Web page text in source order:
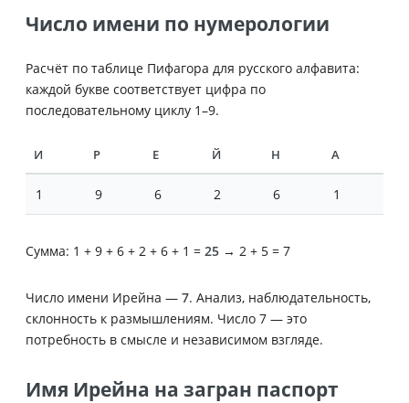
Число имени по нумерологии
Расчёт по таблице Пифагора для русского алфавита:
каждой букве соответствует цифра по
последовательному циклу 1–9.
И Р Е Й Н А
1 9 6 2 6 1
Сумма: 1 + 9 + 6 + 2 + 6 + 1 = 25 → 2 + 5 = 7
Число имени Ирейна — 7. Анализ, наблюдательность,
склонность к размышлениям. Число 7 — это
потребность в смысле и независимом взгляде.
Имя Ирейна на загран паспорт